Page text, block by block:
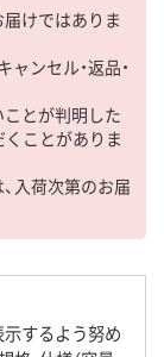
けではありま
ンセル・返品・
ことが判明した
くことがありま
入荷次第のお届
するよう努め